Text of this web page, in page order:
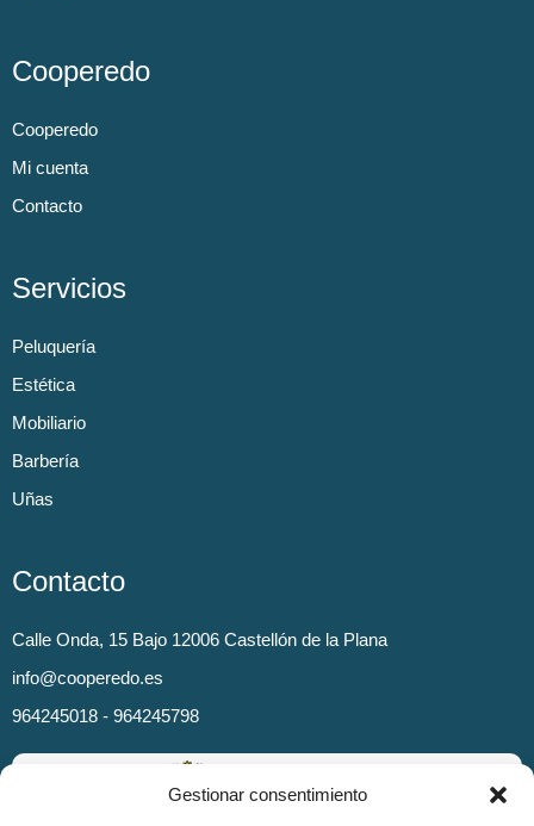
Gestionar consentimiento
Cooperedo
Cooperedo
Mi cuenta
Contacto
Servicios
Peluquería
Estética
Mobiliario
Barbería
Uñas
Contacto
Calle Onda, 15 Bajo 12006 Castellón de la Plana
info@cooperedo.es
964245018 - 964245798